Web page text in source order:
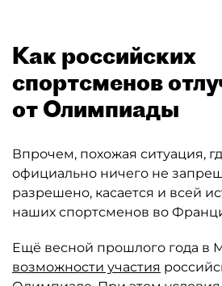
Как российских
спортсменов
от Олимпиады
Впрочем, похожая ситуация,
официально ничего не
разрешено, касается и всей
наших спортсменов во
Ещё весной прошлого года в
возможности участия